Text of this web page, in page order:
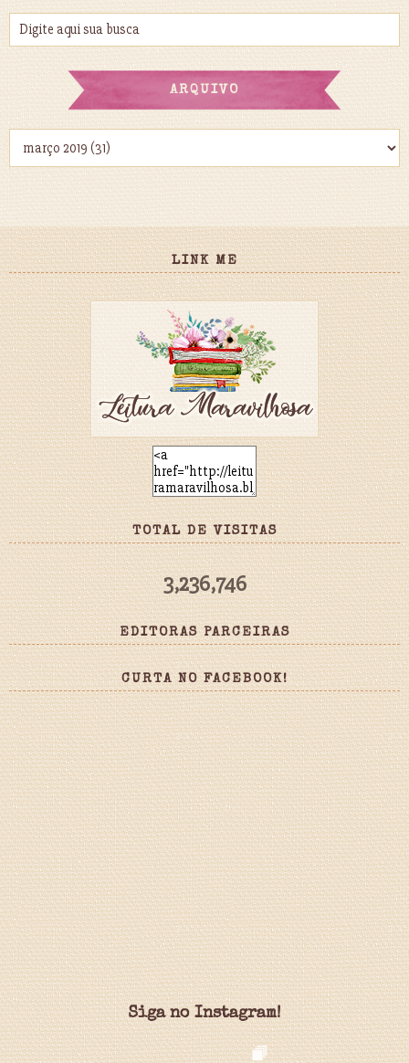
ARQUIVO
LINK ME
TOTAL DE VISITAS
3,236,746
EDITORAS PARCEIRAS
CURTA NO FACEBOOK!
Siga no Instagram!